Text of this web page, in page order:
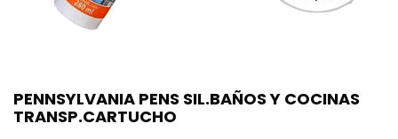
PENNSYLVANIA PENS SIL.BAÑOS Y COCINAS
TRANSP.CARTUCHO